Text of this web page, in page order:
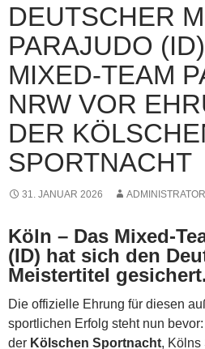
DEUTSCHER
PARAJUDO
MIXED-TEAM
NRW VOR
DER
SPORTNACHT
31. JANUAR 2026 ADMINISTRATOR
Köln – Das Mixed-
(ID) hat sich den
Meistertitel gesichert.
Die offizielle Ehrung für diesen
sportlichen Erfolg steht nun
der Kölschen Sportnacht, Kölns